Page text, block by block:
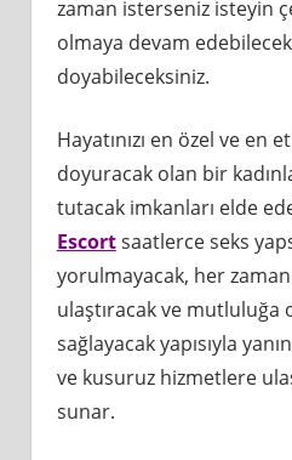
zaman isterseniz isteyin
olmaya devam
doyabileceksiniz.
Hayatınızı en özel ve en
doyuracak olan bir
tutacak imkanları elde
Escortsaatlerce seks
yorulmayacak, her zaman
ulaştıracak ve mutluluğa
sağlayacak yapısıyla
ve kusuruz hizmetlere
sunar.